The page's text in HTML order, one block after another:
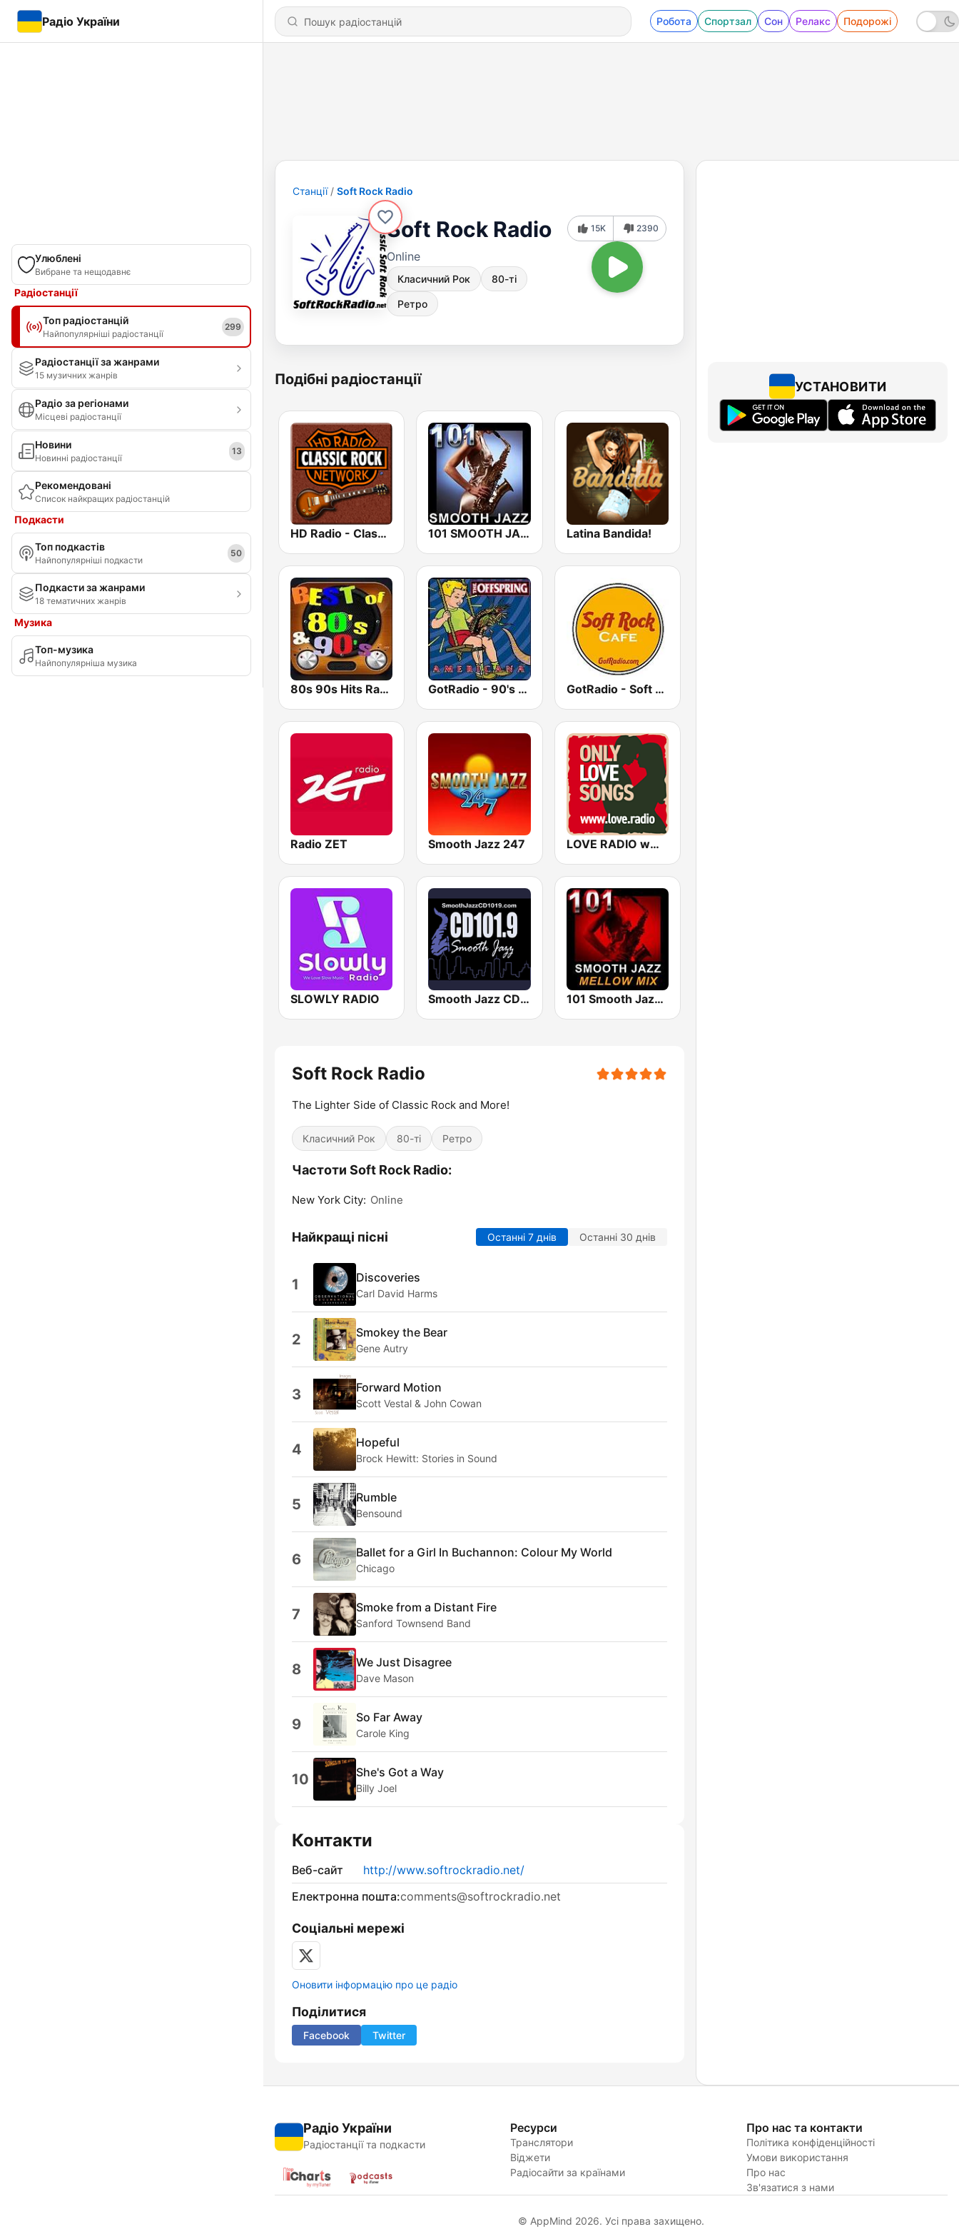
Радіо України Робота Спортзал Сон Релакс Подорожі
Улюблені
Вибране та нещодавнє
Радіостанції
Топ радіостанцій
Найпопулярніші радіостанції
299
Радіостанції за жанрами
15 музичних жанрів
Радіо за регіонами
Місцеві радіостанції
Новини
Новинні радіостанції
13
Рекомендовані
Список найкращих радіостанцій
Подкасти
Топ подкастів
Найпопулярніші подкасти
50
Подкасти за жанрами
18 тематичних жанрів
Музика
Топ-музика
Найпопулярніша музика
Станції Soft Rock Radio
Soft Rock Radio
Online
Класичний Рок 80-ті
Ретро
15K 2390
Подібні радіостанції
HD Radio - Classic Rock 101 SMOOTH JAZZ Latina Bandida!
80s 90s Hits Radio GotRadio - 90's Alternative GotRadio - Soft Rock Cafe
Radio ZET Smooth Jazz 247 LOVE RADIO www.LOVE.radio
SLOWLY RADIO Smooth Jazz CD 101.9 FM 101 Smooth Jazz Mellow Mix
Soft Rock Radio
The Lighter Side of Classic Rock and More!
Класичний Рок 80-ті Ретро
Частоти Soft Rock Radio:
New York City: Online
Найкращі пісні Останні 7 днів Останні 30 днів
1 Discoveries
Carl David Harms
2 Smokey the Bear
Gene Autry
3 Forward Motion
Scott Vestal & John Cowan
4 Hopeful
Brock Hewitt: Stories in Sound
5 Rumble
Bensound
6 Ballet for a Girl In Buchannon: Colour My World
Chicago
7 Smoke from a Distant Fire
Sanford Townsend Band
8 We Just Disagree
Dave Mason
9 So Far Away
Carole King
10 She's Got a Way
Billy Joel
Контакти
Веб-сайт
http://www.softrockradio.net/
Електронна пошта:comments@softrockradio.net
Соціальні мережі
Оновити інформацію про це радіо
Поділитися
Facebook Twitter
УСТАНОВИТИ
Радіо України
Радіостанції та подкасти
Ресурси
Транслятори
Віджети
Радіосайти за країнами
Про нас та контакти
Політика конфіденційності
Умови використання
Про нас
Зв'язатися з нами
© AppMind 2026. Усі права захищено.